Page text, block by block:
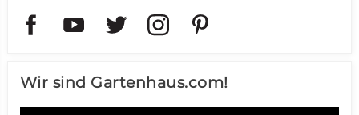
Wir sind Gartenhaus.com!